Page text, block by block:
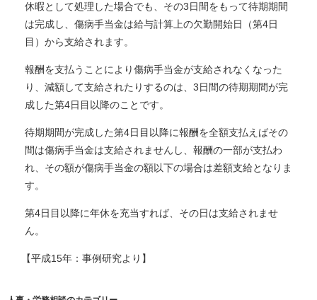
休暇として処理した場合でも、その3日間をもって待期期間
は完成し、傷病手当金は給与計算上の欠勤開始日（第4日
目）から支給されます。
報酬を支払うことにより傷病手当金が支給されなくなった
り、減額して支給されたりするのは、3日間の待期期間が完
成した第4日目以降のことです。
待期期間が完成した第4日目以降に報酬を全額支払えばその
間は傷病手当金は支給されませんし、報酬の一部が支払わ
れ、その額が傷病手当金の額以下の場合は差額支給となりま
す。
第4日目以降に年休を充当すれば、その日は支給されませ
ん。
【平成15年：事例研究より】